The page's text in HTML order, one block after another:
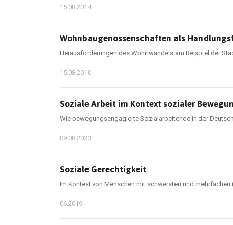
15.08.2014
Wohnbaugenossenschaften als
Herausforderungen des Wohnwandels am Beispiel der
15.08.2010
Soziale Arbeit im Kontext sozialer
Wie bewegungsengagierte Sozialarbeitende in der
09.08.2023
Soziale Gerechtigkeit
Im Kontext von Menschen mit schwersten und
06.2019